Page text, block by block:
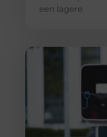
een lagere